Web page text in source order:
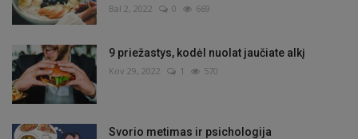
Bal 2, 2022 0 669
9 priežastys, kodėl nuolat jaučiate alkį
Kov 29, 2022 1 570
Svorio metimas ir psichologija